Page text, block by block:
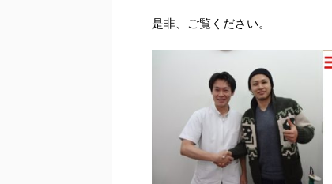
是非、ご覧ください。